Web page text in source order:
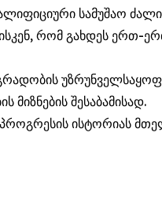
სამუშაო
რომ გახდეს ერთ-
შესაბამისად.
ისტორიას